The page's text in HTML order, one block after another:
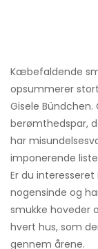
Kæbefaldende
opsummerer
Gisele
berømthedspar,
har
imponerende
Er du
nogensinde og
smukke
hvert hus, som
gennem årene.